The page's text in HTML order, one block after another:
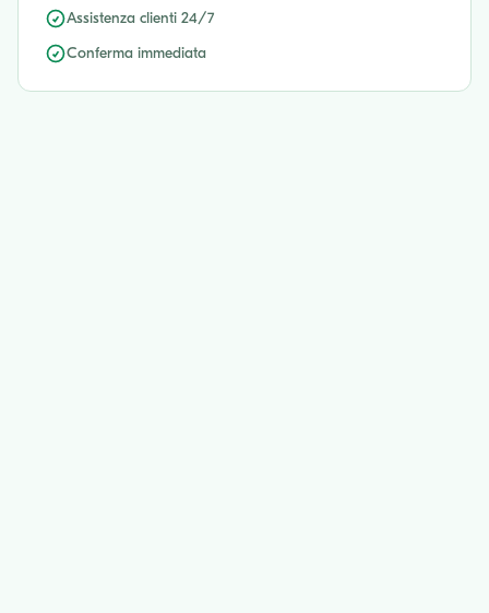
Assistenza clienti 24/7
Conferma immediata